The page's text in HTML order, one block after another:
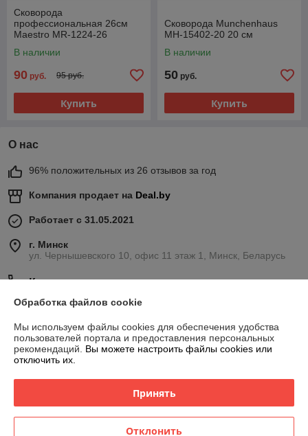
Сковорода
профессиональная 26см
Maestro MR-1224-26
В наличии
90 руб. 95 руб.
Купить
Сковорода Munchenhaus
MH-15402-20 20 см
В наличии
50 руб.
Купить
О нас
96% положительных из 26 отзывов за год
Компания продает на Deal.by
Работает с 31.05.2021
г. Минск
ул. Чернышевского 10, офис 11 этаж 1, Минск, Беларусь
Контакты
Сегодня работает с 08:00 до 20:00
Отзывы о магазине
189 отзывов за всё время
17.07.2026
Никита
Обработка файлов cookie
Мы используем файлы cookies для обеспечения удобства
пользователей портала и предоставления персональных
рекомендаций. Вы можете настроить файлы cookies или
отключить их.
Принять
Отклонить